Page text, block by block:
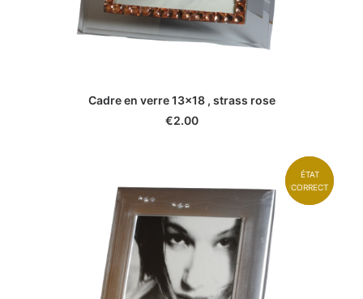
Cadre en verre 13x18 , strass rose
€2.00
ÉTAT
MÉDIOCRE
ÉTAT
CORRECT